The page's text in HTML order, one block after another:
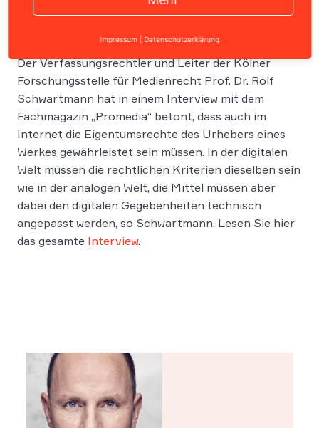
Der Verfassungsrechtler und Leiter der Kölner
Forschungsstelle für Medienrecht Prof. Dr. Rolf
Schwartmann hat in einem Interview mit dem
Fachmagazin „Promedia“ betont, dass auch im
Internet die Eigentumsrechte des Urhebers eines
Werkes gewährleistet sein müssen. In der digitalen
Welt müssen die rechtlichen Kriterien dieselben sein
wie in der analogen Welt, die Mittel müssen aber
dabei den digitalen Gegebenheiten technisch
angepasst werden, so Schwartmann. Lesen Sie hier
das gesamte Interview.
Impressum Datenschutzerklärung